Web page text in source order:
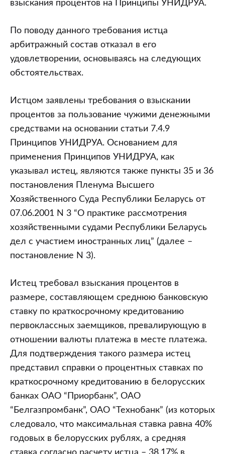
взыскания процентов на Принципы УНИДРУА.
По поводу данного требования истца
арбитражный состав отказал в его
удовлетворении, основываясь на следующих
обстоятельствах.
Истцом заявлены требования о взыскании
процентов за пользование чужими денежными
средствами на основании статьи 7.4.9
Принципов УНИДРУА. Основанием для
применения Принципов УНИДРУА, как
указывал истец, являются также пункты 35 и 36
постановления Пленума Высшего
Хозяйственного Суда Республики Беларусь от
07.06.2001 N 3 “О практике рассмотрения
хозяйственными судами Республики Беларусь
дел с участием иностранных лиц” (далее –
постановление N 3).
Истец требовал взыскания процентов в
размере, составляющем среднюю банковскую
ставку по краткосрочному кредитованию
первоклассных заемщиков, превалирующую в
отношении валюты платежа в месте платежа.
Для подтверждения такого размера истец
представил справки о процентных ставках по
краткосрочному кредитованию в белорусских
банках ОАО “Приорбанк”, ОАО
“Белгазпромбанк”, ОАО “Технобанк” (из которых
следовало, что максимальная ставка равна 40%
годовых в белорусских рублях, а средняя